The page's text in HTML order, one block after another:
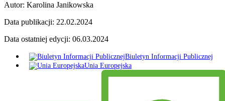
Autor: Karolina Janikowska
Data publikacji: 22.02.2024
Data ostatniej edycji: 06.03.2024
Biuletyn Informacji Publicznej
Unia Europejska